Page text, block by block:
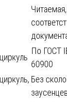
Читаемая,
По ГОСТ
60900
Без